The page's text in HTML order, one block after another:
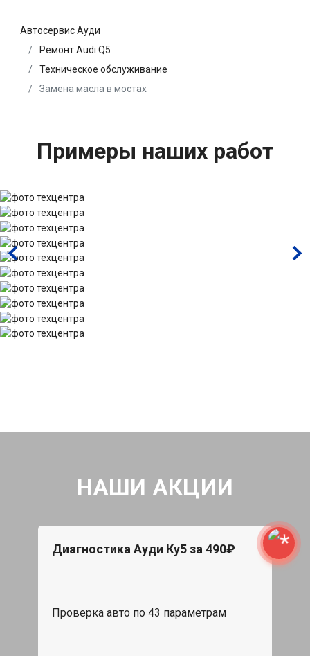
Автосервис Ауди
Ремонт Audi Q5
Техническое обслуживание
Замена масла в мостах
Примеры наших работ
НАШИ АКЦИИ
Диагностика Ауди Ку5 за 490₽
Проверка авто по 43 параметрам